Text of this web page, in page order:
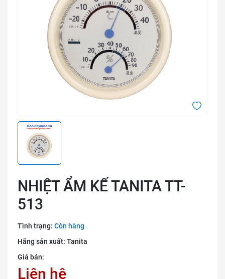
NHIỆT ẨM KẾ TANITA TT-
513
Tình trạng: Còn hàng
Hãng sản xuất: Tanita
Giá bán:
Liên hệ